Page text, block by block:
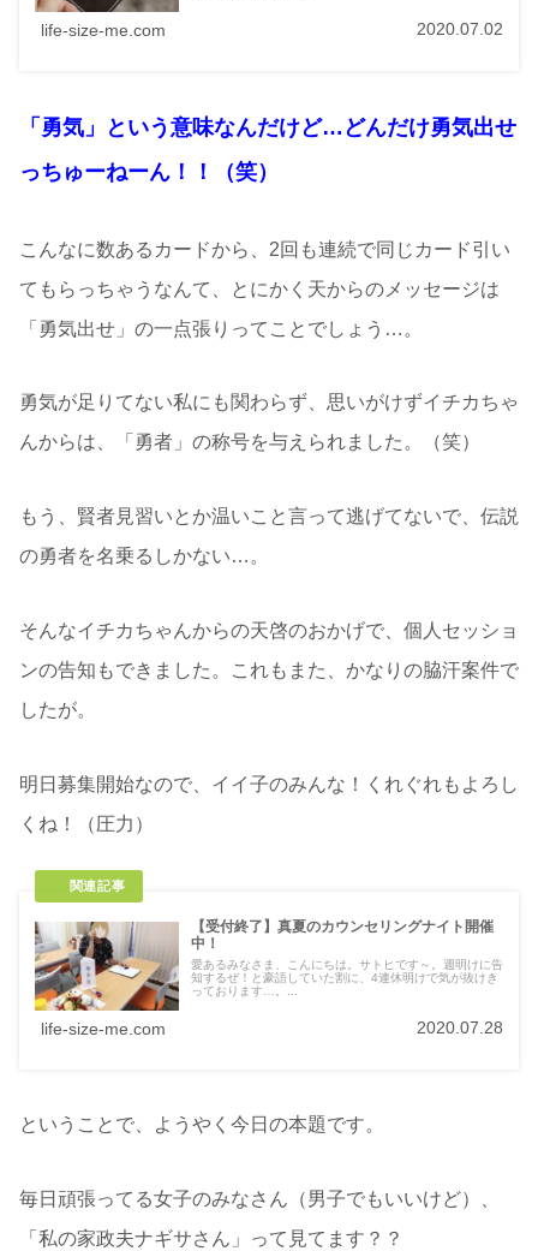
life-size-me.com 2020.07.02
「勇気」という意味なんだけど…どんだけ勇気出せ
っちゅーねーん！！（笑）
こんなに数あるカードから、2回も連続で同じカード引い
てもらっちゃうなんて、とにかく天からのメッセージは
「勇気出せ」の一点張りってことでしょう…。
勇気が足りてない私にも関わらず、思いがけずイチカちゃ
んからは、「勇者」の称号を与えられました。（笑）
もう、賢者見習いとか温いこと言って逃げてないで、伝説
の勇者を名乗るしかない…。
そんなイチカちゃんからの天啓のおかげで、個人セッショ
ンの告知もできました。これもまた、かなりの脇汗案件で
したが。
明日募集開始なので、イイ子のみんな！くれぐれもよろし
くね！（圧力）
【受付終了】真夏のカウンセリングナイト開催
中！
愛あるみなさま、こんにちは。サトヒです～。週明けに告
知するぜ！と豪語していた割に、4連休明けで気が抜けき
っております…。...
life-size-me.com 2020.07.28
ということで、ようやく今日の本題です。
毎日頑張ってる女子のみなさん（男子でもいいけど）、
「私の家政夫ナギサさん」って見てます？？